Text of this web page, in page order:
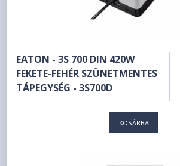
EATON - 3S 700 DIN 420W
FEKETE-FEHÉR SZÜNETMENTES
TÁPEGYSÉG - 3S700D
KOSÁRBA